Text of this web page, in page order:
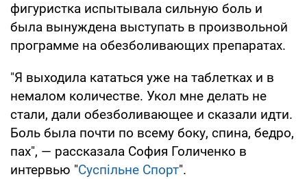
фигуристка испытывала сильную боль и
была вынуждена выступать в произвольной
программе на обезболивающих препаратах.
"Я выходила кататься уже на таблетках и в
немалом количестве. Укол мне делать не
стали, дали обезболивающее и сказали идти.
Боль была почти по всему боку, спина, бедро,
пах", — рассказала София Голиченко в
интервью "Суспільне Спорт".